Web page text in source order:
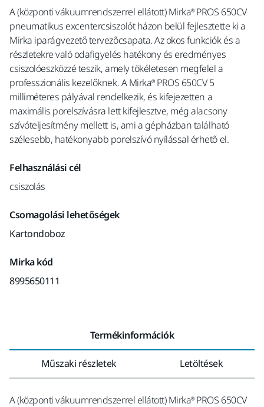
A (központi vákuumrendszerrel ellátott) Mirka® PROS 650CV
pneumatikus excentercsiszolót házon belül fejlesztette ki a
Mirka iparágvezető tervezőcsapata. Az okos funkciók és a
részletekre való odafigyelés hatékony és eredményes
csiszolóeszközzé teszik, amely tökéletesen megfelel a
professzionális kezelőknek. A Mirka® PROS 650CV 5
milliméteres pályával rendelkezik, és kifejezetten a
maximális porelszívásra lett kifejlesztve, még alacsony
szívóteljesítmény mellett is, ami a gépházban található
szélesebb, hatékonyabb porelszívó nyílással érhető el.
Felhasználási cél
csiszolás
Csomagolási lehetőségek
Kartondoboz
Mirka kód
8995650111
Termékinformációk
Műszaki részletek Letöltések
A (központi vákuumrendszerrel ellátott) Mirka® PROS 650CV